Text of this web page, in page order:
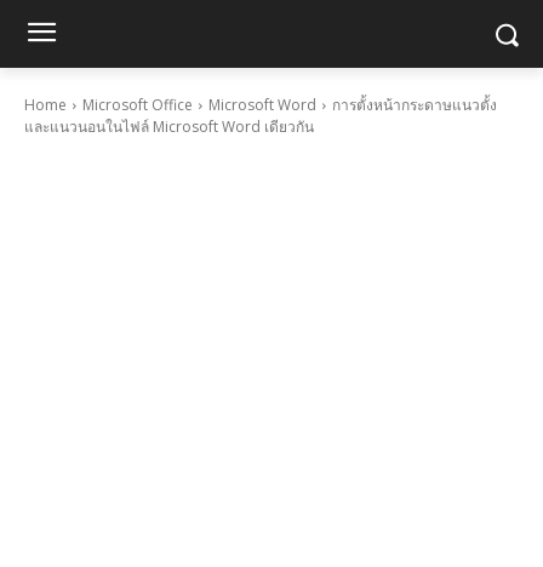
Home Microsoft Office Microsoft Word
การตั้งหน้ากระดาษแนวตั้ง
และแนวนอนในไฟล์ Microsoft Word เดียวกัน